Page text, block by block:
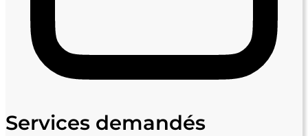
Services demandés